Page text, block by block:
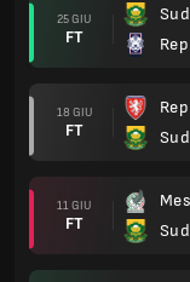
25 GIU
FT
18 GIU
FT
11 GIU
FT